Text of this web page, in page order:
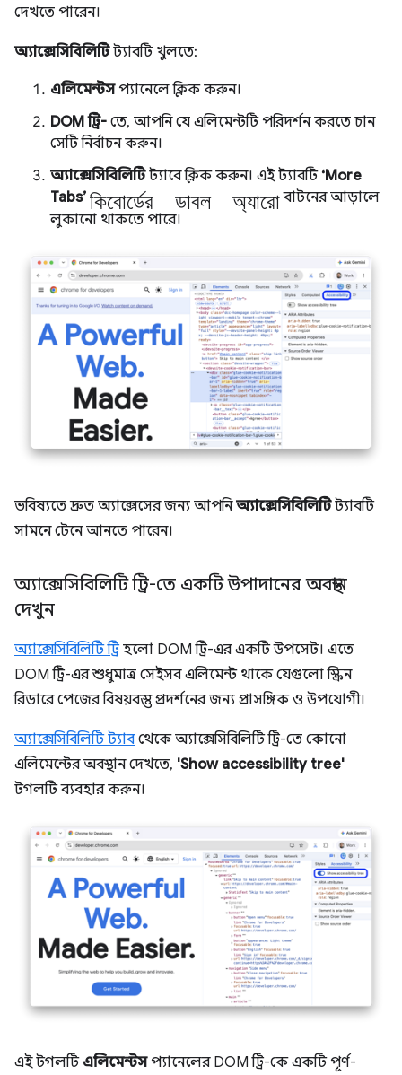
দেখতে পারেন।
অ্যাক্সেসিবিলিটিট্যাবটি খুলতে:
এলিমেন্টসপ্যানেলে ক্লিক করুন।
DOM ট্রি- তে, আপনি যে এলিমেন্টটি পরিদর্শন করতে চান
সেটি নির্বাচন করুন।
অ্যাক্সেসিবিলিটিট্যাবে ক্লিক করুন। এই ট্যাবটি ‘More
Tabs’ কিবোর্ডের ডাবল অ্যারোবাটনের আড়ালে
লুকানো থাকতে পারে।
ভবিষ্যতে দ্রুত অ্যাক্সেসের জন্য আপনিঅ্যাক্সেসিবিলিটিট্যাবটি
সামনে টেনে আনতে পারেন।
অ্যাক্সেসিবিলিটি ট্রি-তে একটি উপাদানের অবস্থান
দেখুন
অ্যাক্সেসিবিলিটি ট্রিহলো DOM ট্রি-এর একটি উপসেট। এতে
DOM ট্রি-এর শুধুমাত্র সেইসব এলিমেন্ট থাকে যেগুলো স্ক্রিন
রিডারে পেজের বিষয়বস্তু প্রদর্শনের জন্য প্রাসঙ্গিক ও উপযোগী।
অ্যাক্সেসিবিলিটি ট্যাবথেকে অ্যাক্সেসিবিলিটি ট্রি-তে কোনো
এলিমেন্টের অবস্থান দেখতে, 'Show accessibility tree'
টগলটি ব্যবহার করুন।
এই টগলটি এলিমেন্টসপ্যানেলের DOM ট্রি-কে একটি পূর্ণ-